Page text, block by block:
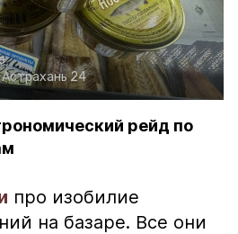
Астрахань 24
рейд по
про изобилие
на базаре. Все они